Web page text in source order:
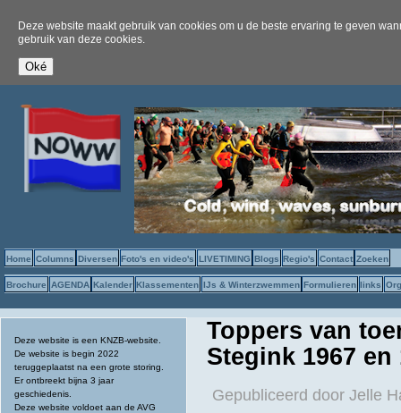
Deze website maakt gebruik van cookies om u de beste ervaring te geven
gebruik van deze cookies.
Home Columns Diversen Foto's en video's LIVETIMING Blogs Regio's Contact Zoeken
Brochure AGENDA Kalender Klassementen IJs & Winterzwemmen Formulieren links
Deze website is een KNZB-website.
De website is begin 2022
teruggeplaatst na een grote storing.
Er ontbreekt bijna 3 jaar
geschiedenis.
Deze website voldoet aan de AVG
Toppers van
Stegink 1967 en
Gepubliceerd door Jelle